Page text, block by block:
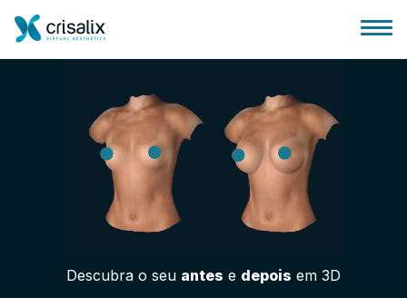
Página inicial para cirurgiões
Plataforma 3D de business
Planos
Descubra o seu antes e depois em 3D